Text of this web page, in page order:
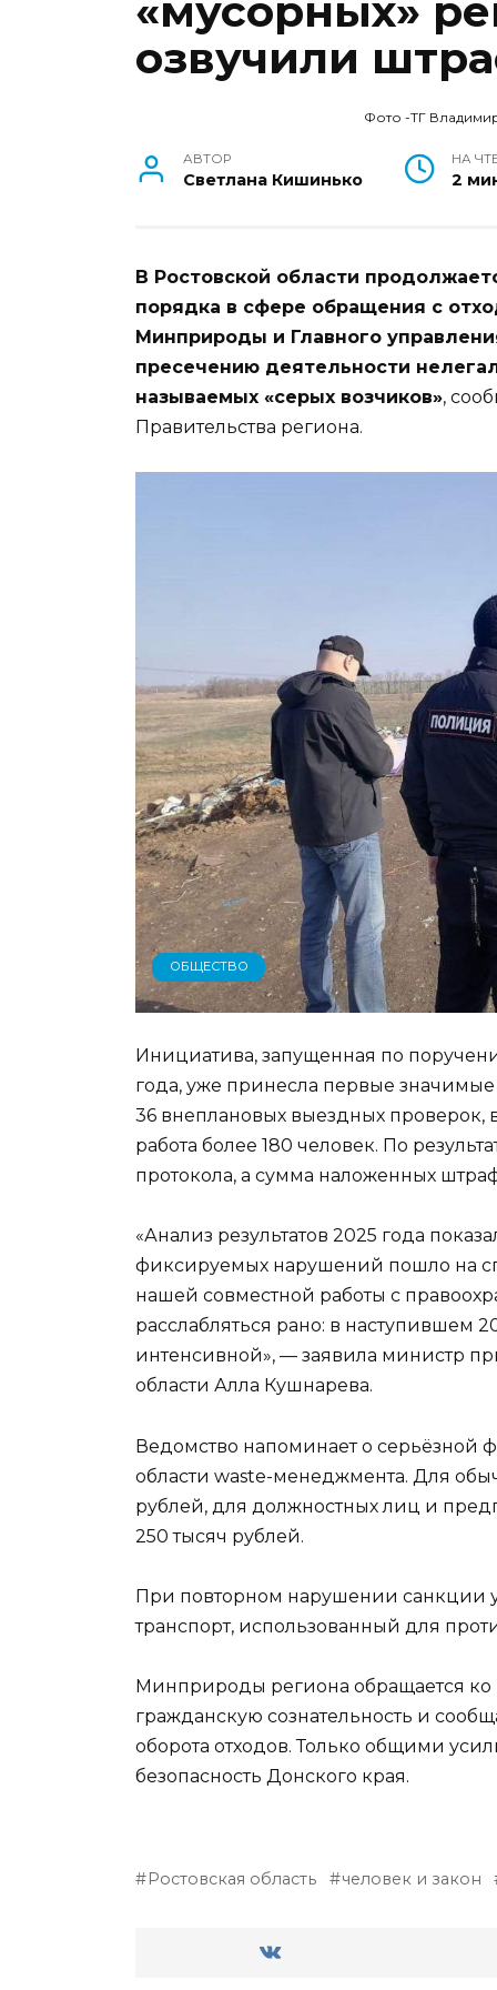
«мусорных»
озвучили
Фото -ТГ
АВТОР
Светлана Кишинько
НА
2
В Ростовской области
порядка в сфере обращения с
Минприроды и Главного
пресечению деятельности
называемых «серых возчиков»,
Правительства региона.
ОБЩЕСТВО
Инициатива, запущенная по
года, уже принесла первые
36 внеплановых выездных проверок,
работа более 180 человек. По
протокола, а сумма наложенных
«Анализ результатов 2025 года
фиксируемых нарушений пошло на
нашей совместной работы с
расслабляться рано: в наступившем
интенсивной», — заявила министр
области Алла Кушнарева.
Ведомство напоминает о серьёзной
области waste-менеджмента. Для
рублей, для должностных лиц и
250 тысяч рублей.
При повторном нарушении санкции
транспорт, использованный для
Минприроды региона обращается
гражданскую сознательность и
оборота отходов. Только общими
безопасность Донского края.
Ростовская область человек и закон